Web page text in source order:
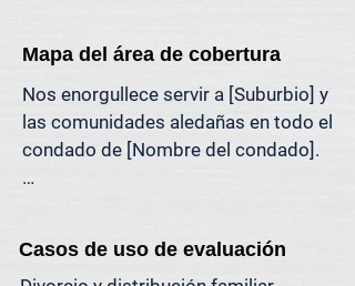
Mapa del área de cobertura
Nos enorgullece servir a [Suburbio] y
las comunidades aledañas en todo el
condado de [Nombre del condado].
tasaciones en el área de [Suburbio].
Casos de uso de evaluación